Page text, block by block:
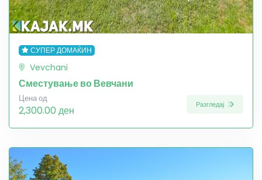
СУПЕР ДОМАЌИН
Vevchani
Сместување во Вевчани
Цена од
2,300.00 ден Разгледај